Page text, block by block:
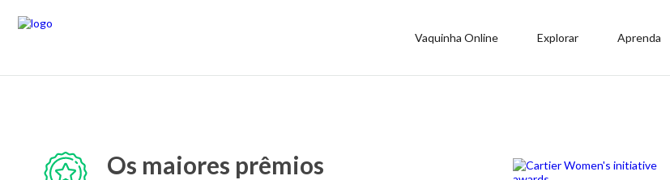
Vaquinha Online Explorar Aprenda
Os maiores prêmios